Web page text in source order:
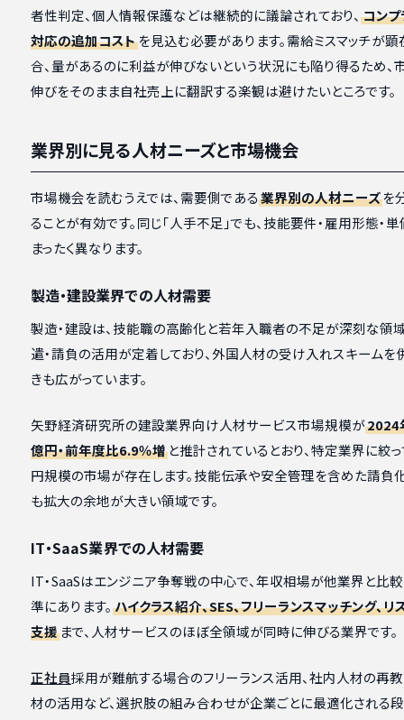
者性判定、個人情報保護などは継続的に議論されており、 コンプ
対応の追加コストを見込む必要があります。需給ミスマッチが
合、量があるのに利益が伸びないという状況にも陥り得るため、
伸びをそのまま自社売上に翻訳する楽観は避けたいところです。
業界別に見る人材ニーズと市場機会
市場機会を読むうえでは、需要側である業界別の人材ニーズを
ることが有効です。同じ「人手不足」でも、技能要件・雇用形態・
まったく異なります。
製造・建設業界での人材需要
製造・建設は、技能職の高齢化と若年入職者の不足が深刻な領
遣・請負の活用が定着しており、外国人材の受け入れスキームを
きも広がっています。
矢野経済研究所の建設業界向け人材サービス市場規模が2024
億円・前年度比6.9％増と推計されているとおり、特定業界に絞
円規模の市場が存在します。技能伝承や安全管理を含めた請負
も拡大の余地が大きい領域です。
IT・SaaS業界での人材需要
IT・SaaSはエンジニア争奪戦の中心で、年収相場が他業界と比
準にあります。 ハイクラス紹介、SES、フリーランスマッチング、リ
支援まで、人材サービスのほぼ全領域が同時に伸びる業界です。
正社員採用が難航する場合のフリーランス活用、社内人材の再
材の活用など、選択肢の組み合わせが企業ごとに最適化される